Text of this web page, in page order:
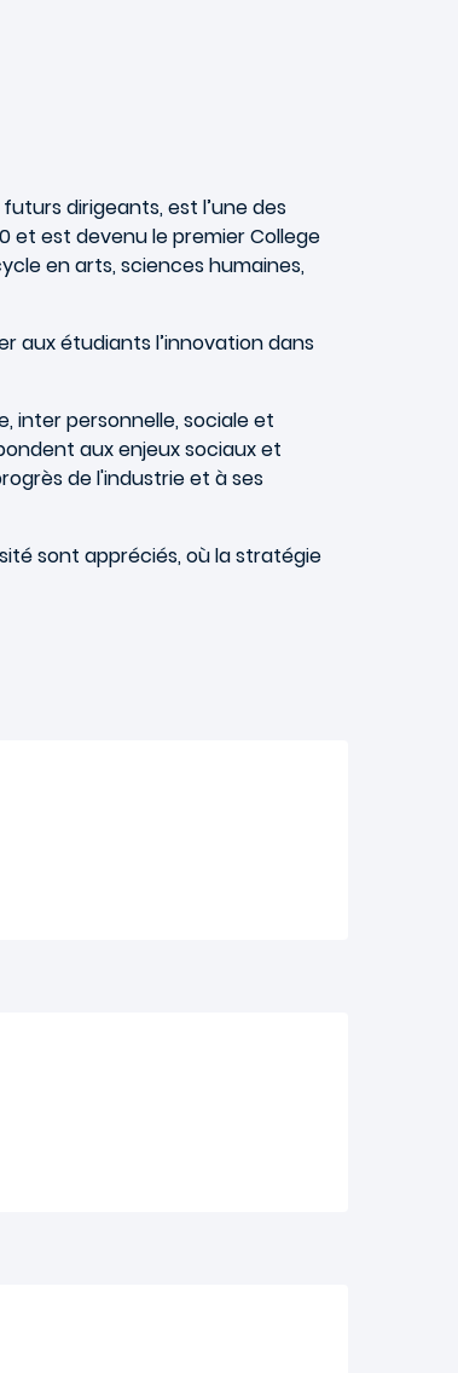
dirigeants, est l’une des
et est devenu le premier College
en arts, sciences humaines,
aux étudiants l’innovation dans
inter personnelle, sociale et
aux enjeux sociaux et
de l'industrie et à ses
sont appréciés, où la stratégie